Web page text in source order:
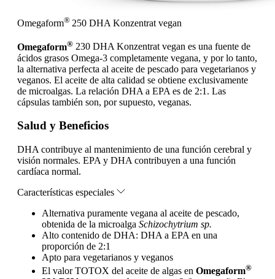
Omegaform® 250 DHA Konzentrat vegan
Omegaform® 230 DHA Konzentrat vegan es una fuente de
ácidos grasos Omega-3 completamente vegana, y por lo tanto,
la alternativa perfecta al aceite de pescado para vegetarianos y
veganos. El aceite de alta calidad se obtiene exclusivamente
de microalgas. La relación DHA a EPA es de 2:1. Las
cápsulas también son, por supuesto, veganas.
Salud y Beneficios
DHA contribuye al mantenimiento de una función cerebral y
visión normales. EPA y DHA contribuyen a una función
cardíaca normal.
Características especiales
Alternativa puramente vegana al aceite de pescado,
obtenida de la microalga Schizochytrium sp.
Alto contenido de DHA: DHA a EPA en una
proporción de 2:1
Apto para vegetarianos y veganos
El valor TOTOX del aceite de algas en Omegaform®